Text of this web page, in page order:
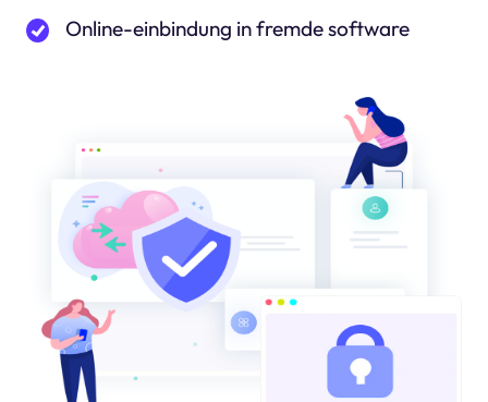
Online-einbindung in fremde software